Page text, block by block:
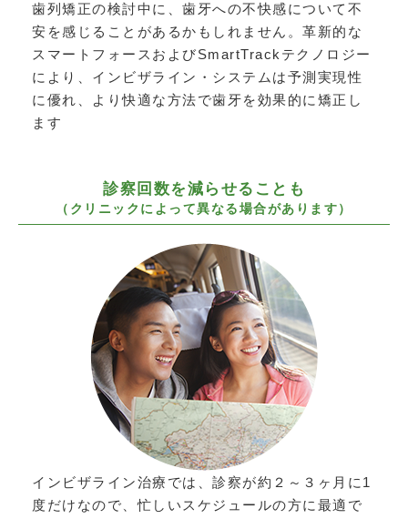
歯列矯正の検討中に、歯牙への不快感について不
安を感じることがあるかもしれません。革新的な
スマートフォースおよびSmartTrackテクノロジー
により、インビザライン・システムは予測実現性
に優れ、より快適な方法で歯牙を効果的に矯正し
ます
診察回数を減らせることも
（クリニックによって異なる場合があります）
インビザライン治療では、診察が約２～３ヶ月に1
度だけなので、忙しいスケジュールの方に最適で